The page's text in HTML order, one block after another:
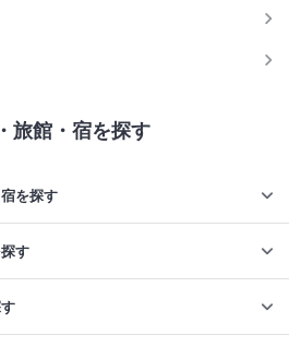
旅館・宿を探す
を探す
す